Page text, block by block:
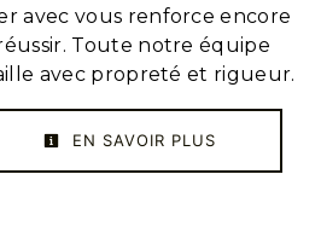
avec vous renforce encore
Toute notre équipe
avec propreté et rigueur.
EN SAVOIR PLUS